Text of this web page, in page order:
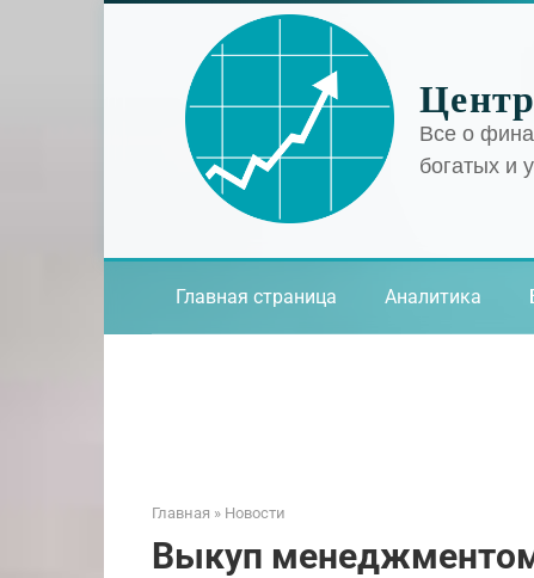
Все о
богатых и
Главная страница Аналитика
Главная » Новости
Выкуп